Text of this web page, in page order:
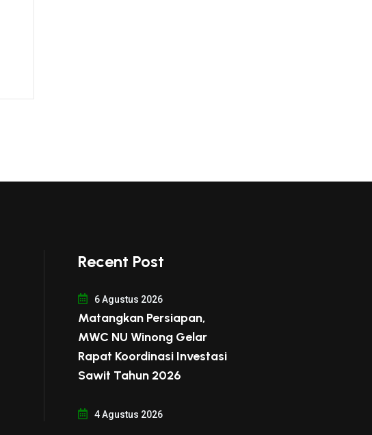
Recent Post
6 Agustus 2026
Matangkan Persiapan,
MWC NU Winong Gelar
Rapat Koordinasi Investasi
Sawit Tahun 2026
4 Agustus 2026